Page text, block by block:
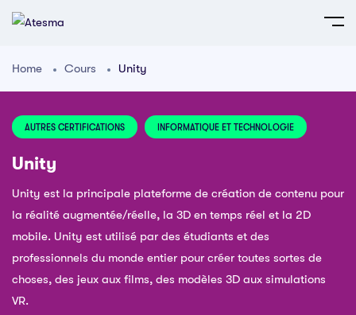
Home Cours Unity
AUTRES CERTIFICATIONS INFORMATIQUE ET TECHNOLOGIE
Unity
Unity est la principale plateforme de création de contenu pour
la réalité augmentée/réelle, la 3D en temps réel et la 2D
mobile. Unity est utilisé par des étudiants et des
professionnels du monde entier pour créer toutes sortes de
choses, des jeux aux films, des modèles 3D aux simulations
VR.